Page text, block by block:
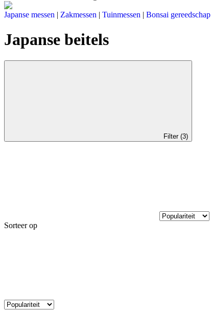
Japanse messen | Zakmessen | Tuinmessen | Bonsai gereedschap
Japanse beitels
Filter (3)
Sorteer op